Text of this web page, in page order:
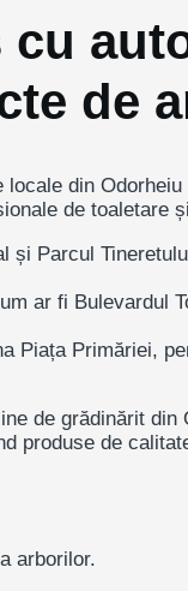
de
locale din
de toaletare
și Parcul
ar fi Bulevardul
Piața Primăriei,
de grădinărit
produse de
arborilor.